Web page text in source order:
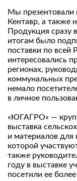
Мы презентовали
Кентавр, а также
Продукция сразу
итогам было
поставки по
интересовались
регионах,
коммунальных
немало
в личное
«ЮГАГРО» —
выставка
и материалов для
которой
также
году в выставке
посетили ее